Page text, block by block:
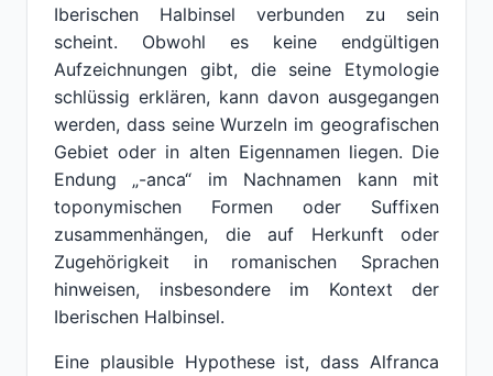
Iberischen Halbinsel verbunden zu sein
scheint. Obwohl es keine endgültigen
Aufzeichnungen gibt, die seine Etymologie
schlüssig erklären, kann davon ausgegangen
werden, dass seine Wurzeln im geografischen
Gebiet oder in alten Eigennamen liegen. Die
Endung „-anca“ im Nachnamen kann mit
toponymischen Formen oder Suffixen
zusammenhängen, die auf Herkunft oder
Zugehörigkeit in romanischen Sprachen
hinweisen, insbesondere im Kontext der
Iberischen Halbinsel.
Eine plausible Hypothese ist, dass Alfranca